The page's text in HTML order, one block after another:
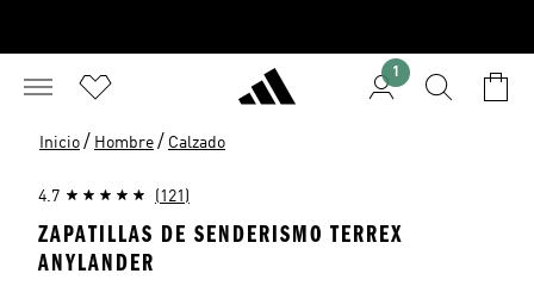
1
Inicio / Hombre / Calzado
4.7 (121)
ZAPATILLAS DE SENDERISMO TERREX
ANYLANDER